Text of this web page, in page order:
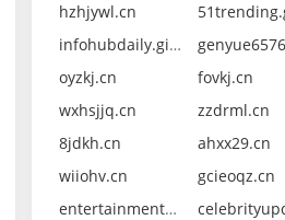
hzhjywl.cn
infohubdaily.github.io
oyzkj.cn
fovkj.cn
wxhsjjq.cn
zzdrml.cn
8jdkh.cn
ahxx29.cn
wiiohv.cn
gcieoqz.cn
entertainmentdaily.github.io